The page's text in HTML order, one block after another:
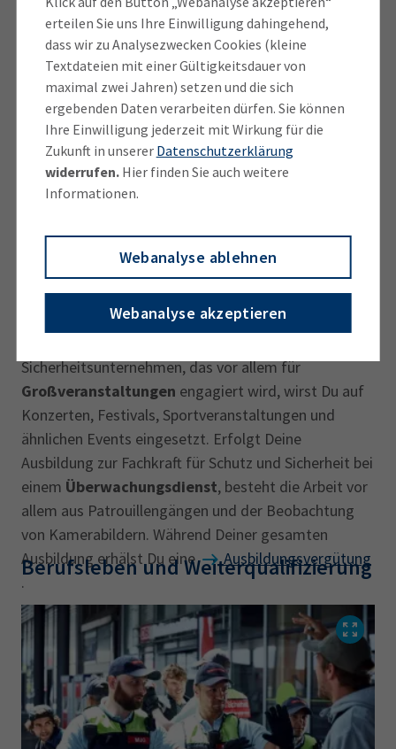
erteilen Sie uns Ihre Einwilligung dahingehend,
dass wir zu Analysezwecken Cookies (kleine
Textdateien mit einer Gültigkeitsdauer von
maximal zwei Jahren) setzen und die sich
ergebenden Daten verarbeiten dürfen. Sie können
Ihre Einwilligung jederzeit mit Wirkung für die
Zukunft in unserer Datenschutzerklärung
widerrufen.Hier finden Sie auch weitere
Informationen.
Webanalyse ablehnen
Webanalyse akzeptieren
dreijährige duale Ausbildungzur Fachkraft für
Schutz und Sicherheit findet parallel an einer
Berufsschule und im Ausbildungsbetrieb statt. In der
Berufsschule erwirbst Du theoretisches
Hintergrundwissen wieKonfliktschlichtungund die
schnelleErkennung und Analyse von
Gefahrensituationen. Außerdem wirst Du mit den
rechtlichen Regelungen rund um das Tragen Ihrer
Dienstwaffe und der
Im Ausbildungsbetrieb nimmst Du an verschiedenen
Sicherheitseinsätzen teil. Deine konkreten
Tätigkeiten hängen dabei vom Unternehmen ab.
Sicherheitsunternehmen, das vor allem für
Großveranstaltungen engagiert wird, wirst Du auf
Konzerten, Festivals, Sportveranstaltungen und
ähnlichen Events eingesetzt. Erfolgt Deine
Ausbildung zur Fachkraft für Schutz und Sicherheit bei
einem Überwachungsdienst, besteht die Arbeit vor
allem aus Patrouillengängen und der Beobachtung
von Kamerabildern. Während Deiner gesamten
Ausbildung erhälst Du eine
Ausbildungsvergütung
.
Berufsleben und Weiterqualifizierung